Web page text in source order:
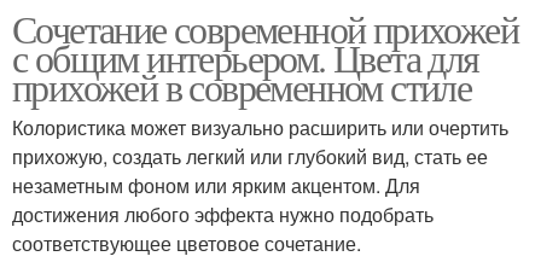
Сочетание современной прихожей
с общим интерьером. Цвета для
прихожей в современном стиле
Колористика может визуально расширить или очертить
прихожую, создать легкий или глубокий вид, стать ее
незаметным фоном или ярким акцентом. Для
достижения любого эффекта нужно подобрать
соответствующее цветовое сочетание.